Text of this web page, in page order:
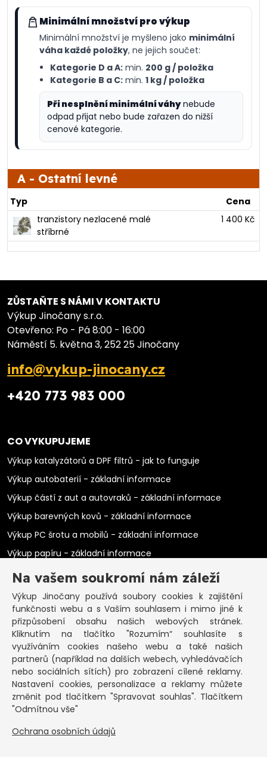
Minimální množství pro výkup
Minimální množství je myšleno jako minimální
váha každé položky, ne jejich součet:
Kategorie D a A: min. 200 g / položka
Kategorie B a C: min. 1 kg / položka
Při nesplnění minimální váhynebude
odpad přijat nebo bude zařazen do nižší
cenové kategorie.
A - Ostatní levné
Typ
Cena
tranzistory nezlacené malé
stříbrné
1 400 Kč
ZŮSTAŇTE S NÁMI V KONTAKTU
Výkup Jinočany s.r.o.
Otevřeno: Po - Pá 8:00 - 16:00
Náměstí 5. května 3, 252 25 Jinočany
info@vykup-jinocany.cz
+420 773 983 000
CO VYKUPUJEME
Výkup katalyzátorů a DPF filtrů - jak to funguje
Výkup autobaterií - základní informace
Výkup částí z aut a autovraků - základní informace
Výkup barevných kovů - základní informace
Výkup PC šrotu a mobilů - základní informace
Výkup papíru - základní informace
Výkup elektromotorů - základní informace
PRAKTICKÉ INFORMACE
Pozastavená živnost
Co vykoupíme na občanku?
Podmínky výkupu
Formuláře ke stažení
SEPNO - návod
Ochrana osobních údajů a informace cookies
KONTAKT
Na vašem soukromí nám záleží
Výkup Jinočany používá soubory cookies k zajištění
funkčnosti webu a s Vaším souhlasem i mimo jiné k
přizpůsobení obsahu našich webových stránek.
Kliknutím na tlačítko "Rozumím“ souhlasíte s
využíváním cookies našeho webu a také našich
partnerů (například na dalších webech, vyhledávačích
nebo sociálních sítích) pro zobrazení cílené reklamy.
Nastavení cookies, personalizace a reklamy můžete
změnit pod tlačítkem "Spravovat souhlas". Tlačítkem
"Odmítnou vše"
Ochrana osobních údajů